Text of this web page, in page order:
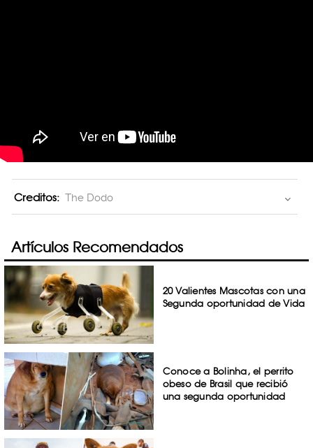
Creditos: The Dodo
Artículos Recomendados
20 Valientes Mascotas con una
Segunda oportunidad de Vida
Conoce a Bolinha, el perrito
obeso de Brasil que recibió
una segunda oportunidad